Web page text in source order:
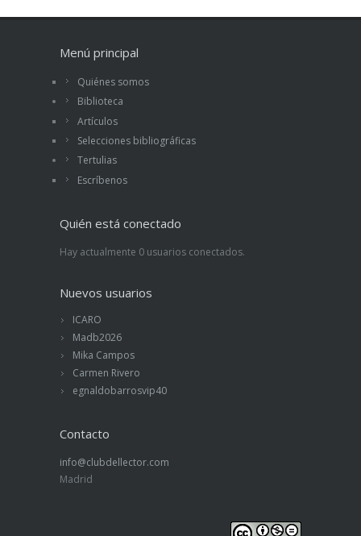
Menú principal
Quiénes somos
Biblioteca
Artículos
Selecciones bibliográficas
Tertulias
Escríbenos
Quién está conectado
Hay actualmente 0 usuarios conectados.
Nuevos usuarios
ICARO
Madb2026
Mika Campos
Carmen Rivero
egnaldobarrosvip40
Contacto
info@clubdellector.com
Madrid